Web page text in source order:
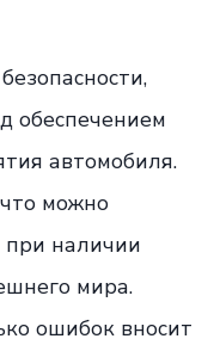
обеспечением
автомобиля.
можно
при наличии
мира.
ошибок вносит